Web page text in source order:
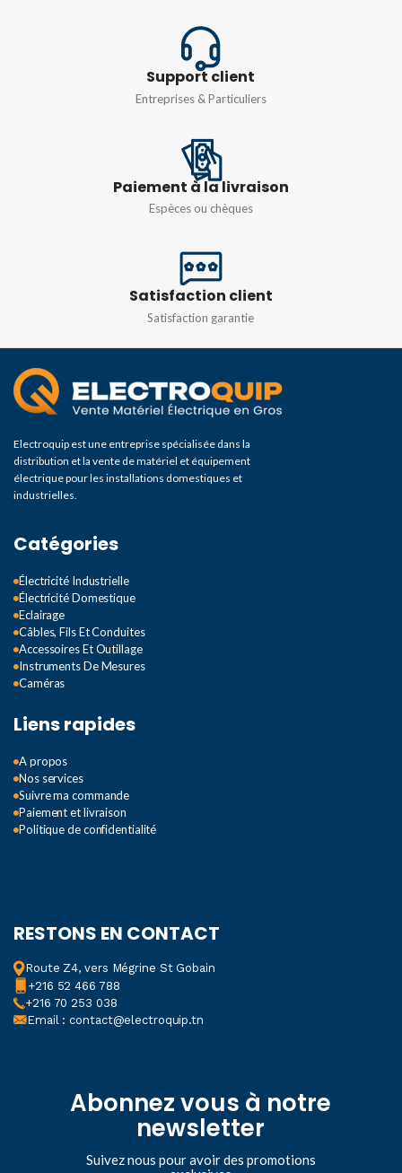
0,107 dB/m
INDICATEUR
DIMENSIONS
Support client
Entreprises & Particuliers
Paiement à la livraison
Espèces ou chèques
Satisfaction client
Satisfaction garantie
Electroquip est une entreprise spécialisée dans la
distribution et la vente de matériel et équipement
électrique pour les installations domestiques et
industrielles.
Catégories
Électricité Industrielle
Électricité Domestique
Eclairage
Câbles, Fils Et Conduites
Accessoires Et Outillage
Instruments De Mesures
Caméras
Liens rapides
A propos
Nos services
Suivre ma commande
Paiement et livraison
Politique de confidentialité
RESTONS EN CONTACT
Route Z4, vers Mégrine St Gobain
+216 52 466 788
+216 70 253 038
Email : contact@electroquip.tn
Abonnez vous à notre
newsletter
Suivez nous pour avoir des promotions